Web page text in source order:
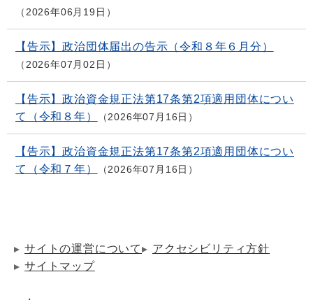
2026年06月19日
【告示】政治団体届出の告示（令和８年６月分）
2026年07月02日
【告示】政治資金規正法第17条第2項適用団体につい
て（令和８年）
2026年07月16日
【告示】政治資金規正法第17条第2項適用団体につい
て（令和７年）
2026年07月16日
サイトの運営について
アクセシビリティ方針
サイトマップ